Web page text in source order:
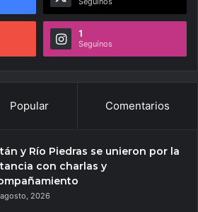
1
Seguínos
Popular Comentarios
y Río Piedras se unieron por la
con charlas y
2026